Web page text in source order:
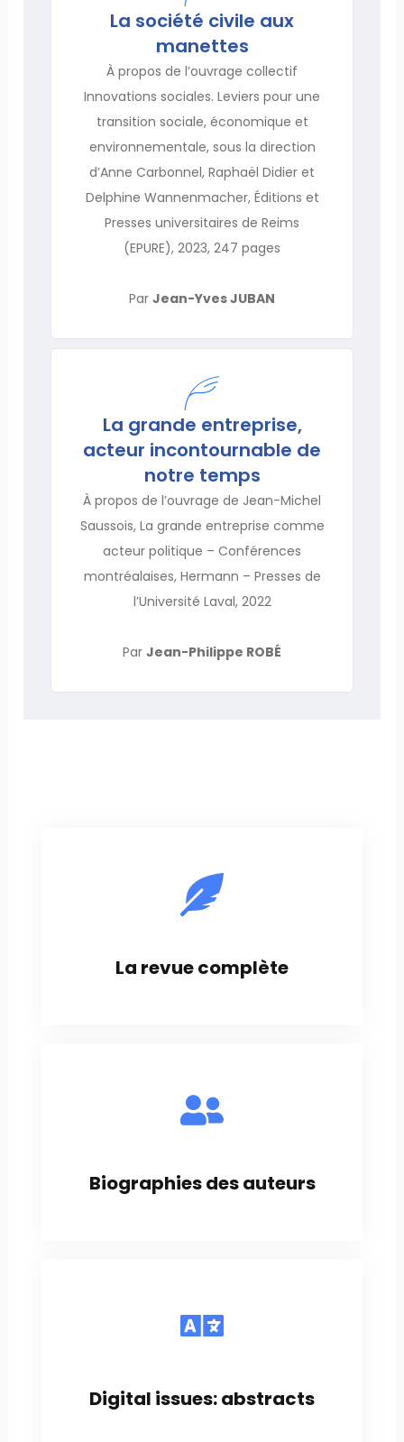
La société civile aux
manettes
À propos de l’ouvrage collectif
Innovations sociales. Leviers pour une
transition sociale, économique et
environnementale, sous la direction
d’Anne Carbonnel, Raphaël Didier et
Delphine Wannenmacher, Éditions et
Presses universitaires de Reims
(EPURE), 2023, 247 pages
Par Jean-Yves JUBAN
La grande entreprise,
acteur incontournable de
notre temps
À propos de l’ouvrage de Jean-Michel
Saussois, La grande entreprise comme
acteur politique – Conférences
montréalaises, Hermann – Presses de
l’Université Laval, 2022
Par Jean-Philippe ROBÉ
La revue complète
Biographies des auteurs
Digital issues: abstracts